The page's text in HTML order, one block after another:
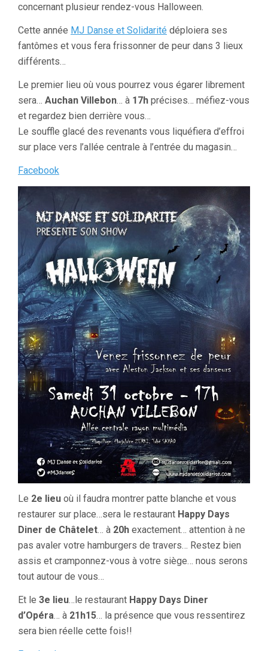
concernant plusieur rendez-vous Halloween.
Cette année MJ Danse et Solidarité déploiera ses
fantômes et vous fera frissonner de peur dans 3 lieux
différents…
Le premier lieu où vous pourrez vous égarer librement
sera… Auchan Villebon… à 17h précises… méfiez-vous
et regardez bien derrière vous…
Le souffle glacé des revenants vous liquéfiera d’effroi
sur place vers l’allée centrale à l’entrée du magasin…
Facebook
Le 2e lieu où il faudra montrer patte blanche et vous
restaurer sur place…sera le restaurant Happy Days
Diner de Châtelet… à 20h exactement… attention à ne
pas avaler votre hamburgers de travers… Restez bien
assis et cramponnez-vous à votre siège… nous serons
tout autour de vous…
Et le 3e lieu…le restaurant Happy Days Diner
d’Opéra… à 21h15… la présence que vous ressentirez
sera bien réelle cette fois!!